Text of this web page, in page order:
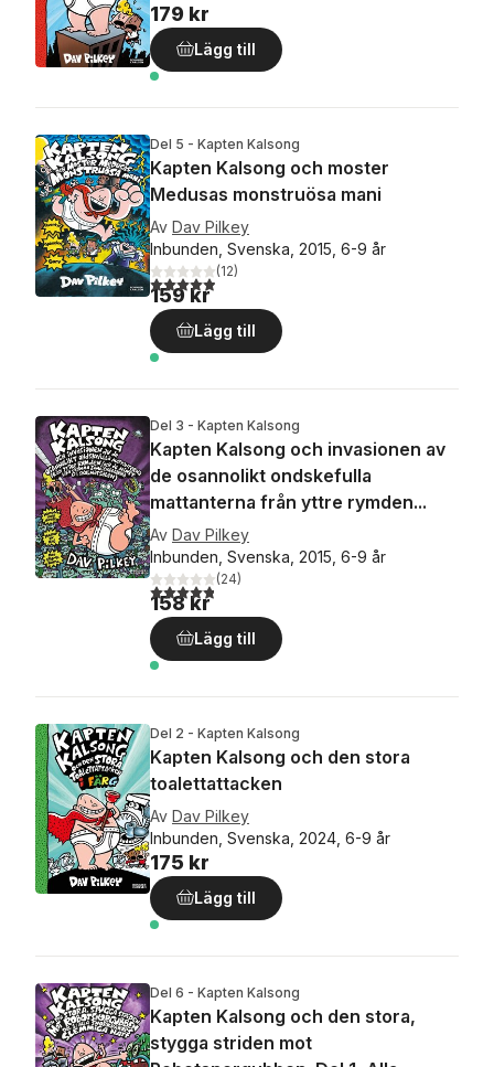
179 kr
Lägg till
Del 5 - Kapten Kalsong
Kapten Kalsong och moster
Medusas monstruösa mani
Av Dav Pilkey
Inbunden, Svenska, 2015, 6-9 år
4,9utav 5 stjärnor. Totalt antal röster:
(12)
159 kr
Lägg till
Del 3 - Kapten Kalsong
Kapten Kalsong och invasionen av
de osannolikt ondskefulla
mattanterna från yttre rymden...
Av Dav Pilkey
Inbunden, Svenska, 2015, 6-9 år
4,8utav 5 stjärnor. Totalt antal röster:
(24)
158 kr
Lägg till
Del 2 - Kapten Kalsong
Kapten Kalsong och den stora
toalettattacken
Av Dav Pilkey
Inbunden, Svenska, 2024, 6-9 år
175 kr
Lägg till
Del 6 - Kapten Kalsong
Kapten Kalsong och den stora,
stygga striden mot